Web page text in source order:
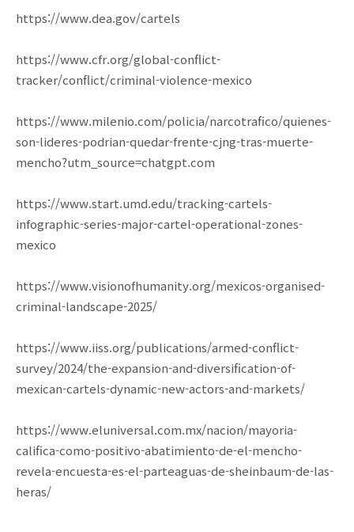
https://www.dea.gov/cartels
https://www.cfr.org/global-conflict-
tracker/conflict/criminal-violence-mexico
https://www.milenio.com/policia/narcotrafico/quienes-
son-lideres-podrian-quedar-frente-cjng-tras-muerte-
mencho?utm_source=chatgpt.com
https://www.start.umd.edu/tracking-cartels-
infographic-series-major-cartel-operational-zones-
mexico
https://www.visionofhumanity.org/mexicos-organised-
criminal-landscape-2025/
https://www.iiss.org/publications/armed-conflict-
survey/2024/the-expansion-and-diversification-of-
mexican-cartels-dynamic-new-actors-and-markets/
https://www.eluniversal.com.mx/nacion/mayoria-
califica-como-positivo-abatimiento-de-el-mencho-
revela-encuesta-es-el-parteaguas-de-sheinbaum-de-las-
heras/